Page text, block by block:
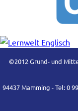
©2012 Grund- und
94437 Mamming - Tel: 0